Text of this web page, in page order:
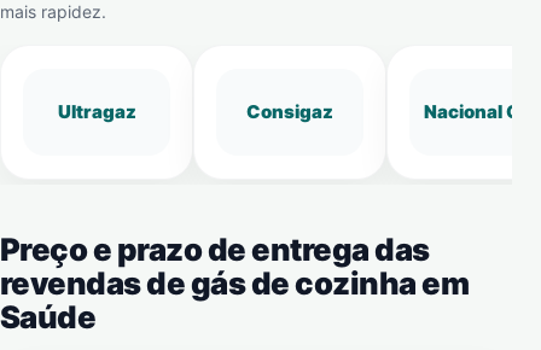
mais rapidez.
Ultragaz Consigaz Nacional Gás
Preço e prazo de entrega das
revendas de gás de cozinha em
Saúde